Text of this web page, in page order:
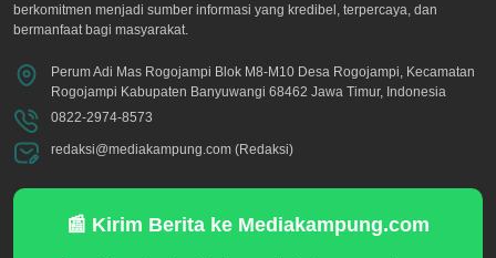
berkomitmen menjadi sumber informasi yang kredibel, terpercaya, dan
bermanfaat bagi masyarakat.
Perum Adi Mas Rogojampi Blok M8-M10 Desa Rogojampi, Kecamatan
Rogojampi Kabupaten Banyuwangi 68462 Jawa Timur, Indonesia
0822-2974-8573
redaksi@mediakampung.com (Redaksi)
📰 Kirim Berita ke Mediakampung.com